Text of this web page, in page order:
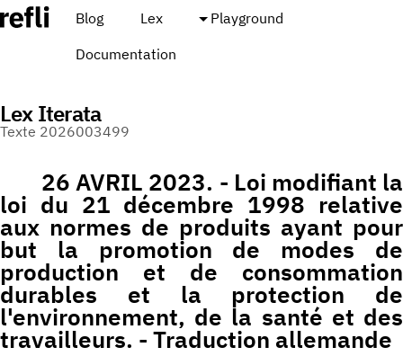
Blog Lex
Playground
Documentation
Lex Iterata
Texte 2026003499
26 AVRIL 2023. - Loi modifiant la
loi du 21 décembre 1998 relative
aux normes de produits ayant pour
but la promotion de modes de
production et de consommation
durables et la protection de
l'environnement, de la santé et des
travailleurs. - Traduction allemande